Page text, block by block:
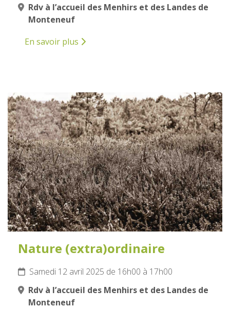
Rdv à l’accueil des Menhirs et des Landes de
Monteneuf
En savoir plus
12
AVRIL
2025
Nature (extra)ordinaire
Samedi 12 avril 2025 de 16h00 à 17h00
Rdv à l’accueil des Menhirs et des Landes de
Monteneuf